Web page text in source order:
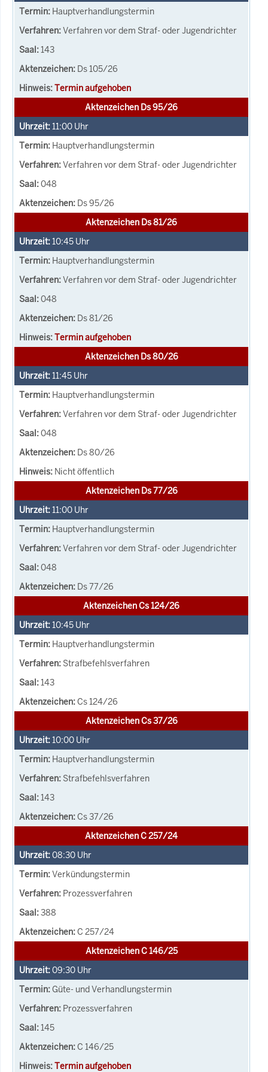
Hauptverhandlungstermin
Verfahren vor dem Straf- oder Jugendrichter
143
Ds 105/26
Termin aufgehoben
Aktenzeichen Ds 95/26
11:00 Uhr
Hauptverhandlungstermin
Verfahren vor dem Straf- oder Jugendrichter
048
Ds 95/26
Aktenzeichen Ds 81/26
10:45 Uhr
Hauptverhandlungstermin
Verfahren vor dem Straf- oder Jugendrichter
048
Ds 81/26
Termin aufgehoben
Aktenzeichen Ds 80/26
11:45 Uhr
Hauptverhandlungstermin
Verfahren vor dem Straf- oder Jugendrichter
048
Ds 80/26
Nicht öffentlich
Aktenzeichen Ds 77/26
11:00 Uhr
Hauptverhandlungstermin
Verfahren vor dem Straf- oder Jugendrichter
048
Ds 77/26
Aktenzeichen Cs 124/26
10:45 Uhr
Hauptverhandlungstermin
Strafbefehlsverfahren
143
Cs 124/26
Aktenzeichen Cs 37/26
10:00 Uhr
Hauptverhandlungstermin
Strafbefehlsverfahren
143
Cs 37/26
Aktenzeichen C 257/24
08:30 Uhr
Verkündungstermin
Prozessverfahren
388
C 257/24
Aktenzeichen C 146/25
09:30 Uhr
Güte- und Verhandlungstermin
Prozessverfahren
145
C 146/25
Termin aufgehoben